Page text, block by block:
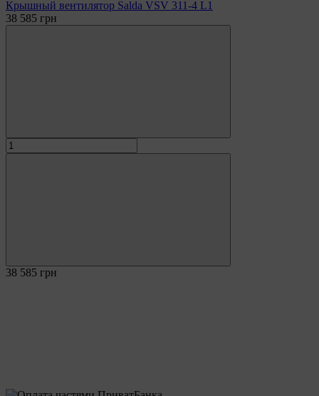
Крышный вентилятор Salda VSV 311-4 L1
38 585 грн
38 585 грн